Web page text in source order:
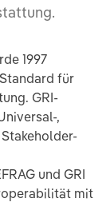
1997
für
GRI-
,
und GRI
mit